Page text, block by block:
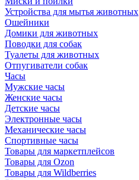
Устройства для мытья животных
Ошейники
Домики для животных
Поводки для собак
Туалеты для животных
Отпугиватели собак
Часы
Мужские часы
Женские часы
Детские часы
Электронные часы
Механические часы
Спортивные часы
Товары для маркетплейсов
Товары для Ozon
Товары для Wildberries